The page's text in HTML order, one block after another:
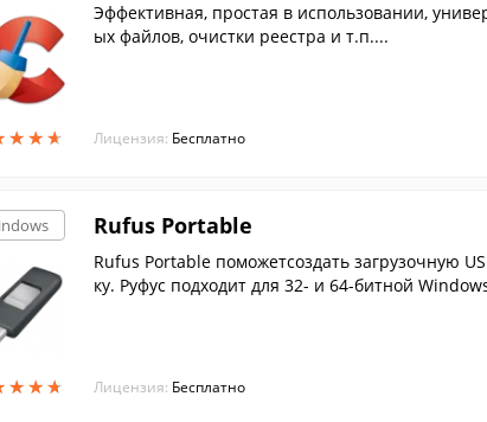
★★★
★★★
Эффективная, простая в использовании,
ых файлов, очистки реестра и т.п....
Лицензия: Бесплатно
★★★
★★★
Rufus Portable
Rufus Portable поможетсоздать загрузочную
ку. Руфус подходит для 32- и 64-битной
Лицензия: Бесплатно